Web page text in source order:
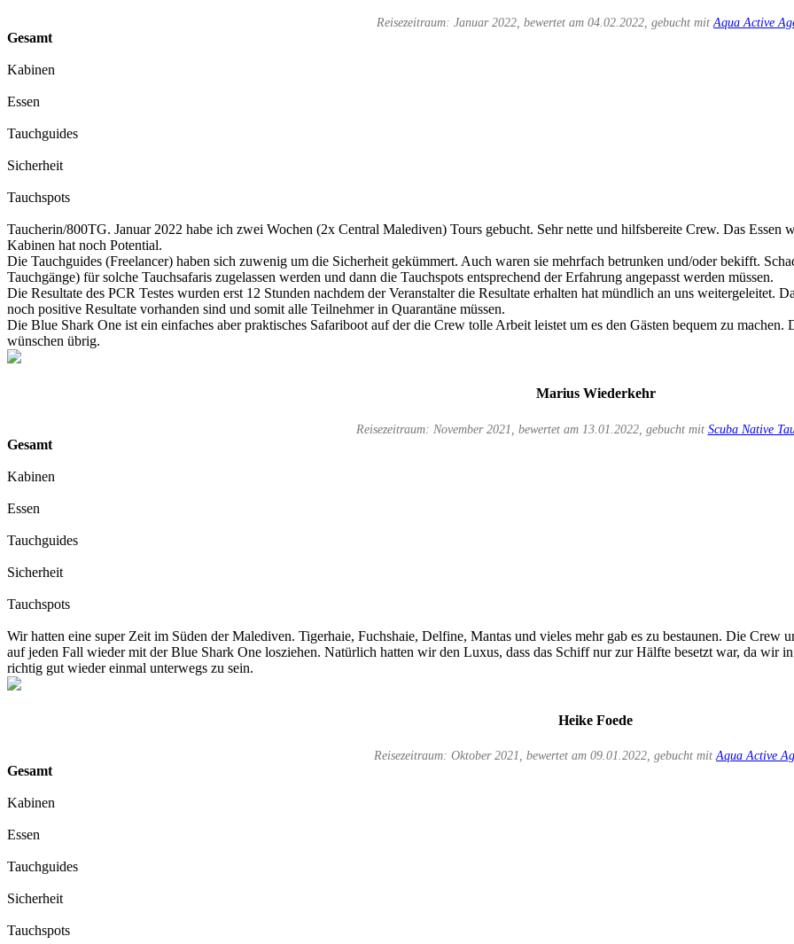
Reisezeitraum: Januar 2022, bewertet am 04.02.2022, gebucht mit Aqua Active
Gesamt
Kabinen
Essen
Tauchguides
Sicherheit
Tauchspots
Taucherin/800TG. Januar 2022 habe ich zwei Wochen (2x Central Malediven) Tours gebucht. Sehr nette und hilfsbereite Crew. Das Essen
Kabinen hat noch Potential.
Die Tauchguides (Freelancer) haben sich zuwenig um die Sicherheit gekümmert. Auch waren sie mehrfach betrunken und/oder bekifft.
Tauchgänge) für solche Tauchsafaris zugelassen werden und dann die Tauchspots entsprechend der Erfahrung angepasst werden müssen.
Die Resultate des PCR Testes wurden erst 12 Stunden nachdem der Veranstalter die Resultate erhalten hat mündlich an uns weitergeleitet.
noch positive Resultate vorhanden sind und somit alle Teilnehmer in Quarantäne müssen.
Die Blue Shark One ist ein einfaches aber praktisches Safariboot auf der die Crew tolle Arbeit leistet um es den Gästen bequem zu
wünschen übrig.
Marius Wiederkehr
Reisezeitraum: November 2021, bewertet am 13.01.2022, gebucht mit Scuba Native
Gesamt
Kabinen
Essen
Tauchguides
Sicherheit
Tauchspots
Wir hatten eine super Zeit im Süden der Malediven. Tigerhaie, Fuchshaie, Delfine, Mantas und vieles mehr gab es zu bestaunen. Die
auf jeden Fall wieder mit der Blue Shark One losziehen. Natürlich hatten wir den Luxus, dass das Schiff nur zur Hälfte besetzt war, da wir
richtig gut wieder einmal unterwegs zu sein.
Heike Foede
Reisezeitraum: Oktober 2021, bewertet am 09.01.2022, gebucht mit Aqua Active
Gesamt
Kabinen
Essen
Tauchguides
Sicherheit
Tauchspots